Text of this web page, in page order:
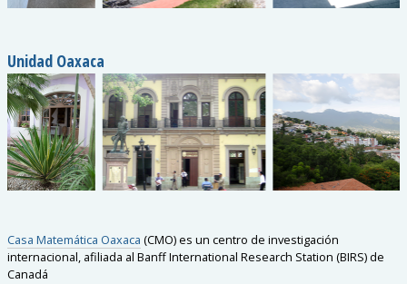
Unidad Oaxaca
Casa Matemática Oaxaca (CMO) es un centro de investigación
internacional, afiliada al Banff International Research Station (BIRS) de
Canadá